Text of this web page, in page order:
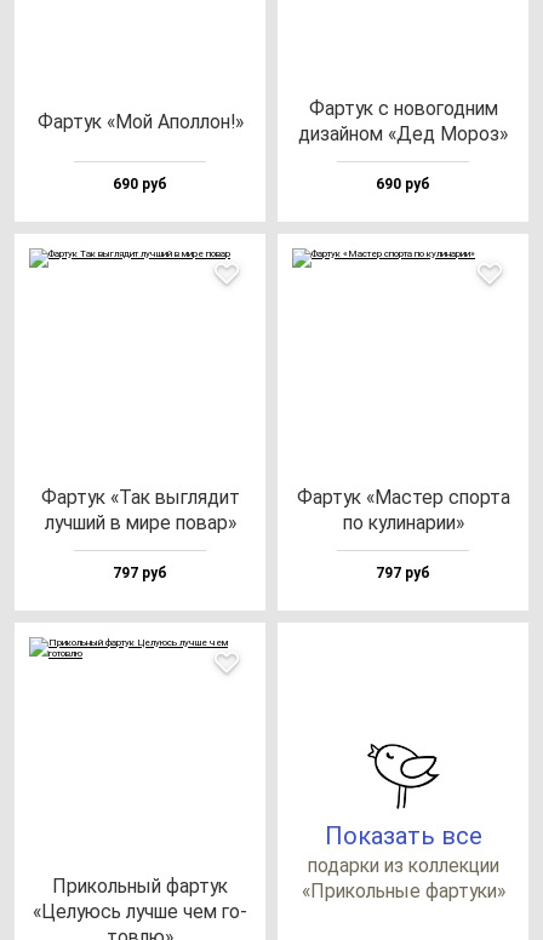
Фар­тук «Мой Апол­лон!»
690 руб
Фар­тук с но­во­год­ним
ди­зай­ном «Дед Мороз»
690 руб
Фар­тук «Так выг­ля­дит
луч­ший в ми­ре по­вар»
797 руб
Фар­тук «Мас­тер спор­та
по ку­ли­на­рии»
797 руб
При­коль­ный фар­тук
«Целу­юсь луч­ше чем го­
Показать все
по­дар­ки из кол­лек­ции
«При­коль­ные фар­ту­ки»